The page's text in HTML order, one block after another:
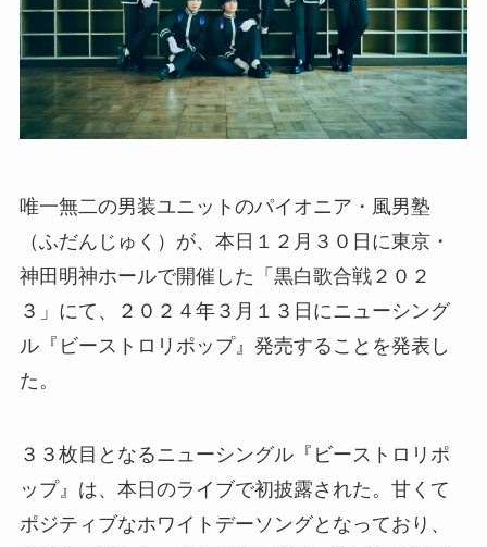
唯一無二の男装ユニットのパイオニア・風男塾
（ふだんじゅく）が、本日１２月３０日に東京・
神田明神ホールで開催した「黒白歌合戦２０２
３」にて、２０２４年３月１３日にニューシング
ル『ビーストロリポップ』発売することを発表し
た。
３３枚目となるニューシングル『ビーストロリポ
ップ』は、本日のライブで初披露された。甘くて
ポジティブなホワイトデーソングとなっており、